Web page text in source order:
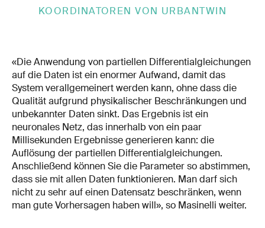
KOORDINATOREN VON URBANTWIN
«Die Anwendung von partiellen Differentialgleichungen
auf die Daten ist ein enormer Aufwand, damit das
System verallgemeinert werden kann, ohne dass die
Qualität aufgrund physikalischer Beschränkungen und
unbekannter Daten sinkt. Das Ergebnis ist ein
neuronales Netz, das innerhalb von ein paar
Millisekunden Ergebnisse generieren kann: die
Auflösung der partiellen Differentialgleichungen.
Anschließend können Sie die Parameter so abstimmen,
dass sie mit allen Daten funktionieren. Man darf sich
nicht zu sehr auf einen Datensatz beschränken, wenn
man gute Vorhersagen haben will», so Masinelli weiter.